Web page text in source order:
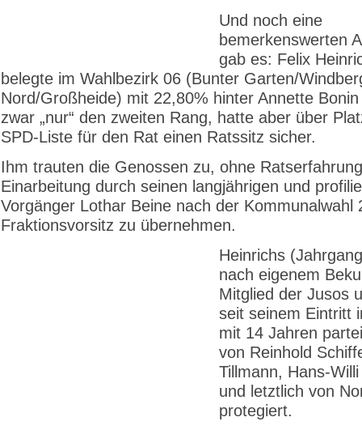
Und noch eine
bemerkenswerten
gab es: Felix
belegte im Wahlbezirk 06 (Bunter Garten/
Nord/Großheide) mit 22,80% hinter Annette
zwar „nur“ den zweiten Rang, hatte aber über
SPD-Liste für den Rat einen Ratssitz sicher.
Ihm trauten die Genossen zu, ohne
Einarbeitung durch seinen langjährigen und
Vorgänger Lothar Beine nach der Kommunalwahl
Fraktionsvorsitz zu übernehmen.
Heinrichs
nach eigenem
Mitglied der Jusos
seit seinem Eintritt
mit 14 Jahren
von Reinhold
Tillmann, Hans-
und letztlich von
protegiert.